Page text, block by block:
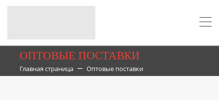
ОПТОВЫЕ ПОСТАВКИ
Главная страница Оптовые поставки